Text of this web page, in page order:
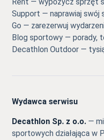
Support — naprawiaj swój
Go — zarezerwuj
Blog sportowy — porady,
Decathlon Outdoor —
Wydawca serwisu
Decathlon Sp. z o.o. —
sportowych działająca w